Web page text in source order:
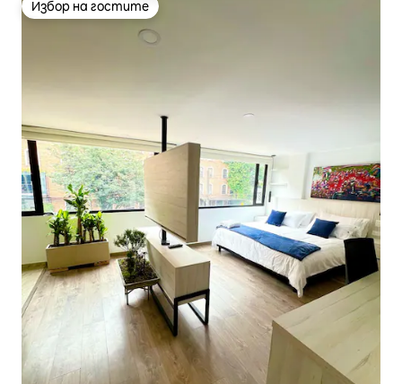
Избор на гостите
Избор на гостите